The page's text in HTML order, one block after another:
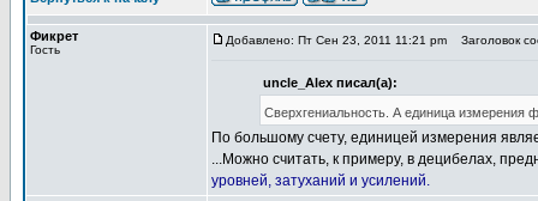
Фикрет
Гость
Добавлено: Пт Сен 23, 2011 11:21 pm Заголовок
uncle_Alex писал(а):
Сверхгениальность. А единица измерения
По большому счету, единицей измерения
...Можно считать, к примеру, в децибелах,
уровней, затуханий и усилений.